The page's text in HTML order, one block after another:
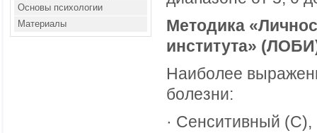
Основы психологии
Материалы
Методика
института»
Наиболее
болезни:
· Сенситивный (С),